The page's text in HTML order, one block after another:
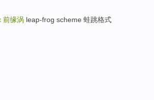
前缘涡 leap-frog scheme 蛙跳格式